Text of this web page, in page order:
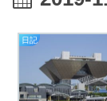
日記